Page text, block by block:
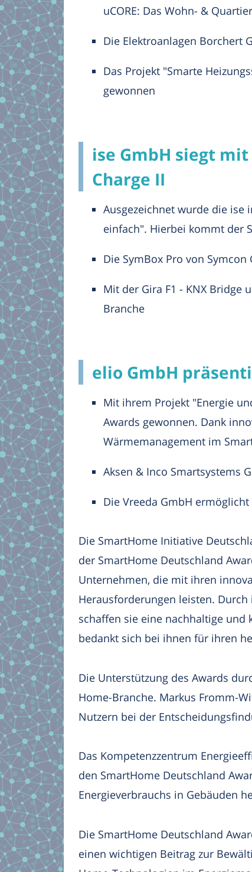
uCORE: Das Wohn- &
Die Elektroanlagen Borchert
Das Projekt "Smarte
gewonnen
ise GmbH siegt
Charge II
Ausgezeichnet wurde die ise
einfach". Hierbei kommt der
Die SymBox Pro von
Mit der Gira F1 - KNX Bridge
Branche
elio GmbH
Mit ihrem Projekt "Energie
Awards gewonnen. Dank
Wärmemanagement im
Aksen & Inco Smartsystems
Die Vreeda GmbH
Die SmartHome Initiative
der SmartHome Deutschland
Unternehmen, die mit ihren
Herausforderungen leisten.
schaffen sie eine nachhaltige
bedankt sich bei ihnen für ihren
Die Unterstützung des Awards
Home-Branche. Markus Fromm-
Nutzern bei der
Das Kompetenzzentrum
den SmartHome Deutschland
Energieverbrauchs in Gebäuden
Die SmartHome Deutschland
einen wichtigen Beitrag zur